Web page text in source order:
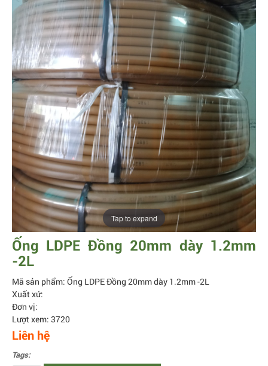
Tap to expand
Ống LDPE Đồng 20mm dày 1.2mm
-2L
Mã sản phẩm: Ống LDPE Đồng 20mm dày 1.2mm -2L
Xuất xứ:
Đơn vị:
Lượt xem: 3720
Liên hệ
Tags: